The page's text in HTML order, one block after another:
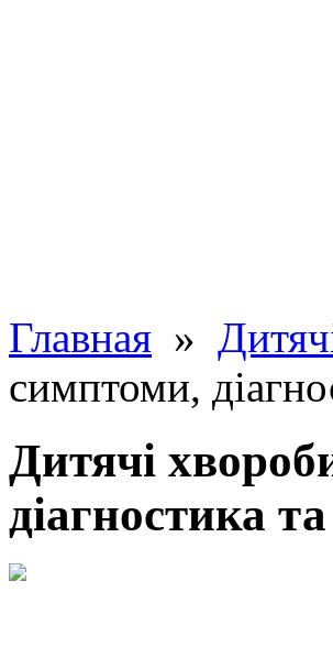
Главная »
симптоми,
Дитячі
діагностика